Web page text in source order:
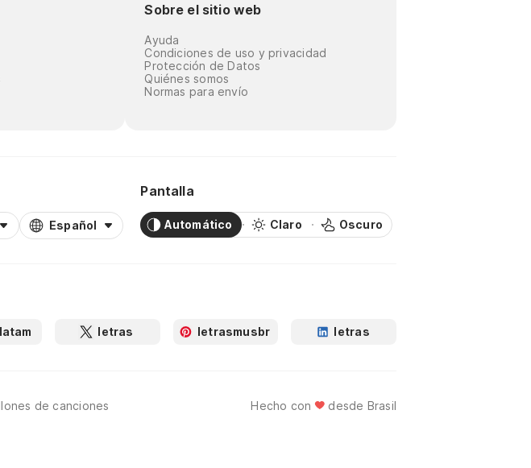
Sobre el sitio web
Ayuda
Condiciones de uso y privacidad
Protección de Datos
Quiénes somos
Normas para envío
Español
Pantalla
Automático Claro Oscuro
letras letrasmusbr letras
de canciones Hecho con desde Brasil